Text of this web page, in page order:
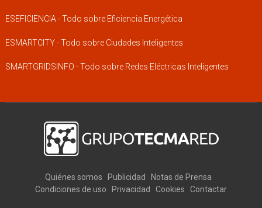
ESEFICIENCIA - Todo sobre Eficiencia Energética
ESMARTCITY - Todo sobre Ciudades Inteligentes
SMARTGRIDSINFO - Todo sobre Redes Eléctricas Inteligentes
Quiénes somos Publicidad
Notas de Prensa
Condiciones de uso
Privacidad Cookies Contactar